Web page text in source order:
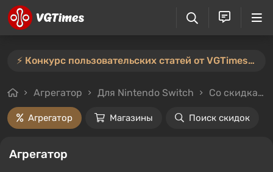
⚡️ Конкурс пользовательских статей от VGTimes продлён — участвуйте тут ⚡️
Агрегатор Для Nintendo Switch Со скидками и без
Агрегатор Магазины Поиск скидок
Агрегатор